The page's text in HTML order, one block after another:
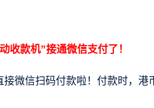
收款机”接通微信支付了！
微信扫码付款啦！付款时，港